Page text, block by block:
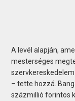
A levél alapján,
mesterséges
– tette hozzá.
százmillió forintos